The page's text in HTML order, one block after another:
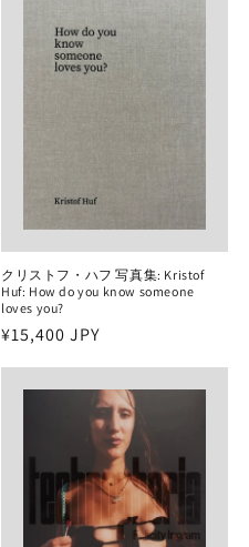
クリストフ・ハフ 写真集: Kristof
Huf: How do you know someone
loves you?
通
¥15,400 JPY